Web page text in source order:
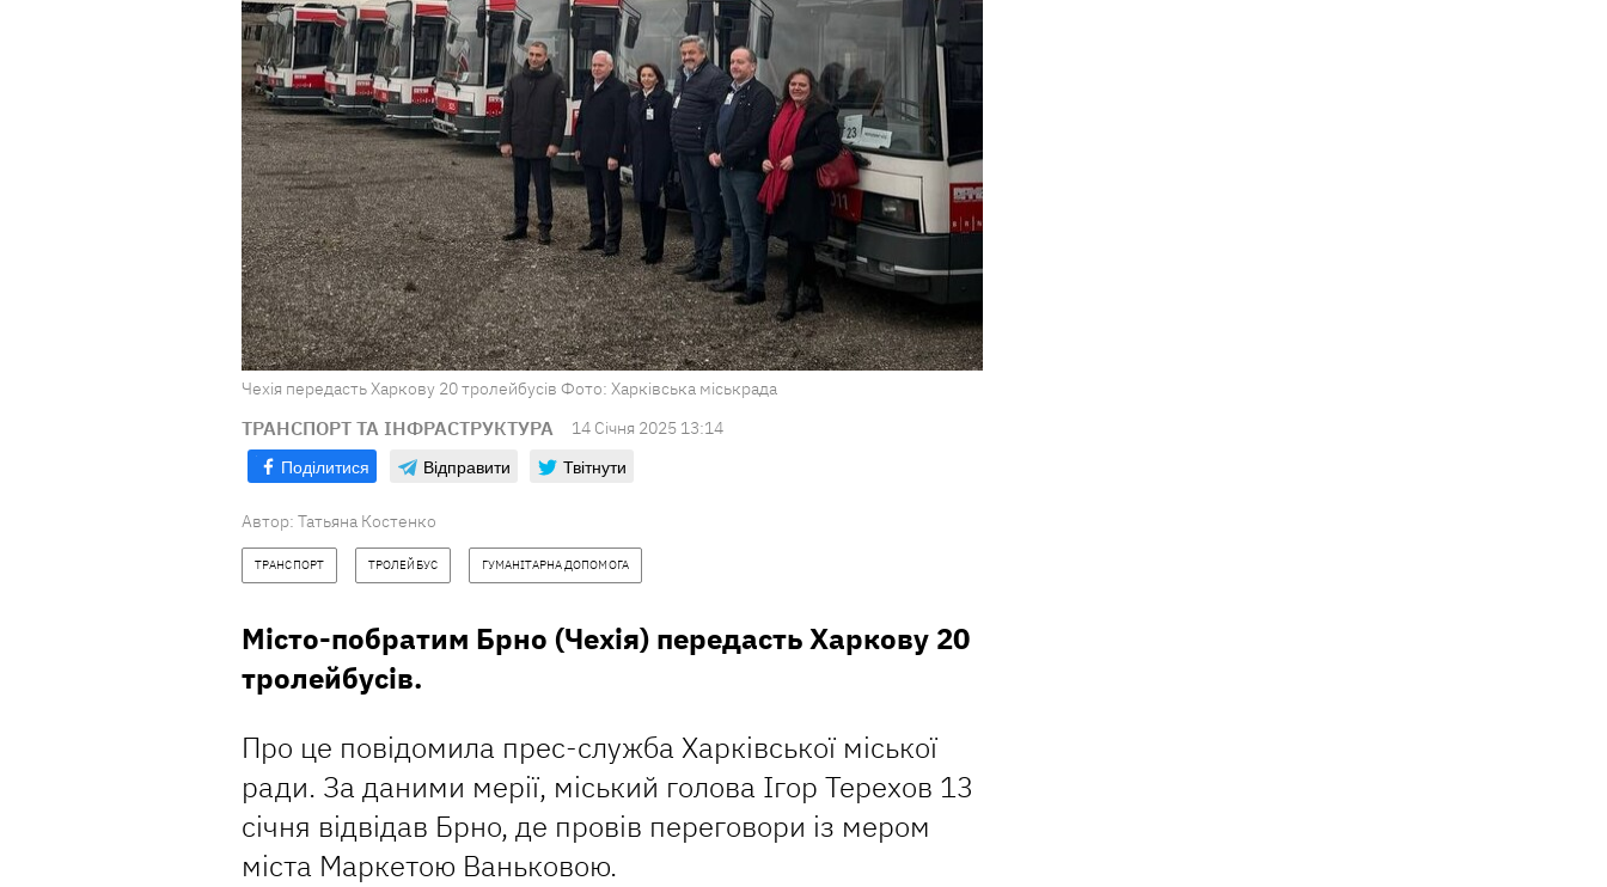
Чехія передасть Харкову 20 тролейбусів Фото: Харківська міськрада
ТРАНСПОРТ ТА ІНФРАСТРУКТУРА 14 Сiчня 2025 13:14
Поділитися Відправити Твітнути
Автор: Татьяна Костенко
ТРАНСПОРТ ТРОЛЕЙБУС ГУМАНІТАРНА ДОПОМОГА
Місто-побратим Брно (Чехія) передасть Харкову 20
тролейбусів.
Про це повідомила прес-служба Харківської міської
ради. За даними мерії, міський голова Ігор Терехов 13
січня відвідав Брно, де провів переговори із мером
міста Маркетою Ваньковою.